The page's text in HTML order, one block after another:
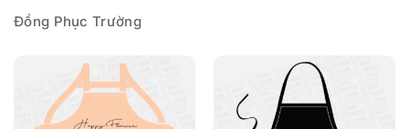
Đồng Phục Trường